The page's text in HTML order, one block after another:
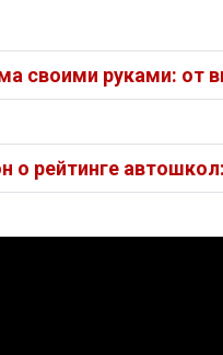
своими руками: от
о рейтинге